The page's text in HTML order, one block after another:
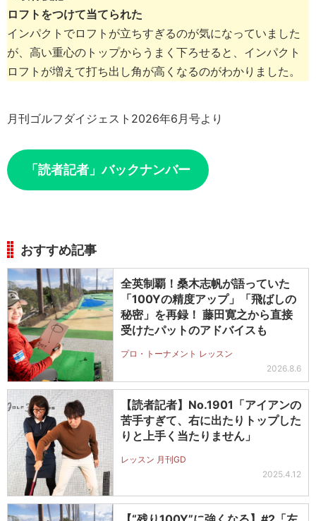
ロフトをつけて当てられた
インパクトでロフトが立ちすぎるのが気になっていました
が、高い重心のトップからうまく下ろせると、インパクト
ロフトが増えて打ち出し角が高くなるのがわかりました。
月刊ゴルフダイジェスト2026年6月号より
「読者記者」バックナンバー
おすすめ記事
全英制覇！桑木志帆が語っていた
「100Yの精度アップ」「飛ばしの
秘密」を再録！ 藤田寛之から直接
受けたパットのアドバイスも
プロ・トーナメント レッスン
2026.8.6
【読者記者】No.1901「アイアンの
苦手すぎて、右に出たりトップした
りと上手く当たりません」
レッスン 月刊GD
2025.4.12